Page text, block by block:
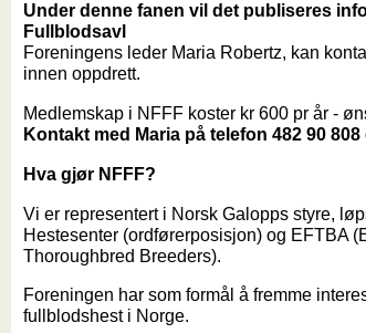
Under denne fanen vil det publiseres
Fullblodsavl
Foreningens leder Maria Robertz, kan
innen oppdrett.
Medlemskap i NFFF koster kr 600 pr år -
Kontakt med Maria på telefon 482 90 808
Hva gjør NFFF?
Vi er representert i Norsk Galopps styre,
Hestesenter (ordførerposisjon) og EFTBA
Thoroughbred Breeders).
Foreningen har som formål å fremme
fullblodshest i Norge.